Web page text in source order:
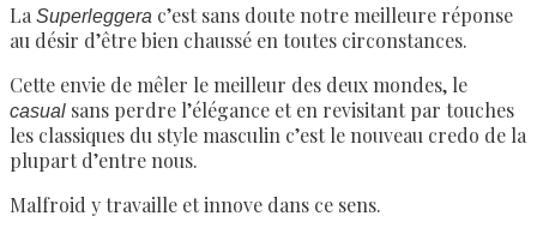
La Superleggera c’est sans doute notre meilleure réponse
au désir d’être bien chaussé en toutes circonstances.
Cette envie de mêler le meilleur des deux mondes, le
casual sans perdre l’élégance et en revisitant par touches
les classiques du style masculin c’est le nouveau credo de la
plupart d’entre nous.
Malfroid y travaille et innove dans ce sens.